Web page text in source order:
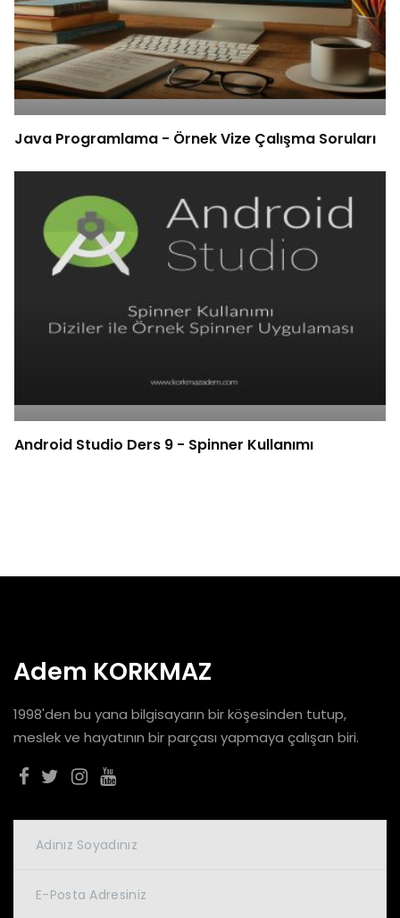
Java Programlama - Örnek Vize Çalışma Soruları
Android Studio Ders 9 - Spinner Kullanımı
Adem KORKMAZ
1998'den bu yana bilgisayarın bir köşesinden tutup,
meslek ve hayatının bir parçası yapmaya çalışan biri.